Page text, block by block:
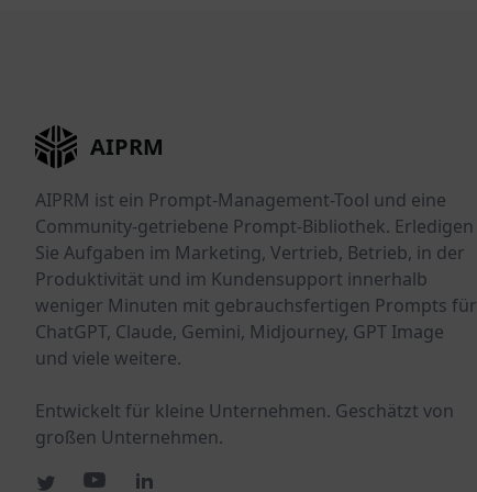
AIPRM
AIPRM ist ein Prompt-Management-Tool und eine
Community-getriebene Prompt-Bibliothek. Erledigen
Sie Aufgaben im Marketing, Vertrieb, Betrieb, in der
Produktivität und im Kundensupport innerhalb
weniger Minuten mit gebrauchsfertigen Prompts für
ChatGPT, Claude, Gemini, Midjourney, GPT Image
und viele weitere.
Entwickelt für kleine Unternehmen. Geschätzt von
großen Unternehmen.